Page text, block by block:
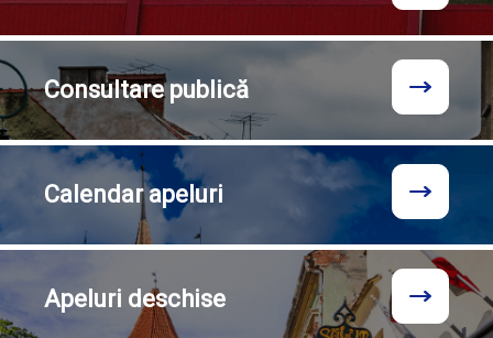
Consultarepublică
Calendarapeluri
Apeluri deschise